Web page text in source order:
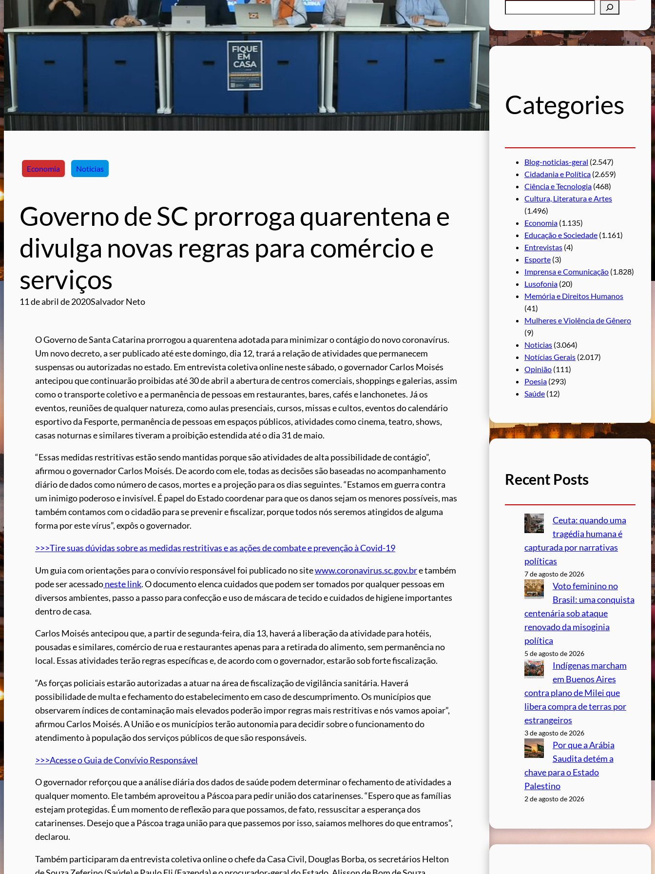
Economia Noticias
Governo de SC prorroga quarentena e
divulga novas regras para comércio e
serviços
11 de abril de 2020Salvador Neto
O Governo de Santa Catarina prorrogou a quarentena adotada para minimizar o contágio do novo coronavírus.
Um novo decreto, a ser publicado até este domingo, dia 12, trará a relação de atividades que permanecem
suspensas ou autorizadas no estado. Em entrevista coletiva online neste sábado, o governador Carlos Moisés
antecipou que continuarão proibidas até 30 de abril a abertura de centros comerciais, shoppings e galerias, assim
como o transporte coletivo e a permanência de pessoas em restaurantes, bares, cafés e lanchonetes. Já os
eventos, reuniões de qualquer natureza, como aulas presenciais, cursos, missas e cultos, eventos do calendário
esportivo da Fesporte, permanência de pessoas em espaços públicos, atividades como cinema, teatro, shows,
casas noturnas e similares tiveram a proibição estendida até o dia 31 de maio.
“Essas medidas restritivas estão sendo mantidas porque são atividades de alta possibilidade de contágio”,
afirmou o governador Carlos Moisés. De acordo com ele, todas as decisões são baseadas no acompanhamento
diário de dados como número de casos, mortes e a projeção para os dias seguintes. “Estamos em guerra contra
um inimigo poderoso e invisível. É papel do Estado coordenar para que os danos sejam os menores possíveis, mas
também contamos com o cidadão para se prevenir e fiscalizar, porque todos nós seremos atingidos de alguma
forma por este vírus”, expôs o governador.
>>>Tire suas dúvidas sobre as medidas restritivas e as ações de combate e prevenção à Covid-19
Um guia com orientações para o convívio responsável foi publicado no sitewww.coronavirus.sc.gov.bre também
pode ser acessadoneste link. O documento elenca cuidados que podem ser tomados por qualquer pessoas em
diversos ambientes, passo a passo para confecção e uso de máscara de tecido e cuidados de higiene importantes
dentro de casa.
Carlos Moisés antecipou que, a partir de segunda-feira, dia 13, haverá a liberação da atividade para hotéis,
pousadas e similares, comércio de rua e restaurantes apenas para a retirada do alimento, sem permanência no
local. Essas atividades terão regras específicas e, de acordo com o governador, estarão sob forte fiscalização.
“As forças policiais estarão autorizadas a atuar na área de fiscalização de vigilância sanitária. Haverá
possibilidade de multa e fechamento do estabelecimento em caso de descumprimento. Os municípios que
observarem índices de contaminação mais elevados poderão impor regras mais restritivas e nós vamos apoiar”,
afirmou Carlos Moisés. A União e os municípios terão autonomia para decidir sobre o funcionamento do
atendimento à população dos serviços públicos de que são responsáveis.
>>>Acesse o Guia de Convívio Responsável
O governador reforçou que a análise diária dos dados de saúde podem determinar o fechamento de atividades a
qualquer momento. Ele também aproveitou a Páscoa para pedir união dos catarinenses. “Espero que as famílias
estejam protegidas. É um momento de reflexão para que possamos, de fato, ressuscitar a esperança dos
catarinenses. Desejo que a Páscoa traga união para que passemos por isso, saiamos melhores do que entramos”,
declarou.
Também participaram da entrevista coletiva online o chefe da Casa Civil, Douglas Borba, os secretários Helton
s
q
a
Categories
Blog-noticias-geral (2.547)
Cidadania e Política (2.659)
Ciência e Tecnologia (468)
Cultura, Literatura e Artes
(1.496)
Economia (1.135)
Educação e Sociedade (1.161)
Entrevistas (4)
Esporte (3)
Imprensa e Comunicação (1.828)
Lusofonia (20)
Memória e Direitos Humanos
(41)
Mulheres e Violência de Gênero
(9)
Noticias (3.064)
Notícias Gerais (2.017)
Opinião (111)
Poesia (293)
Saúde (12)
Recent Posts
Ceuta: quando uma
tragédia humana é
capturada por narrativas
políticas
7 de agosto de 2026
Voto feminino no
Brasil: uma conquista
centenária sob ataque
renovado da misoginia
política
5 de agosto de 2026
Indígenas marcham
em Buenos Aires
contra plano de Milei que
libera compra de terras por
estrangeiros
3 de agosto de 2026
Por que a Arábia
Saudita detém a
chave para o Estado
Palestino
2 de agosto de 2026